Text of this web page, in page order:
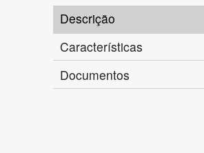
Descrição
Características
Documentos